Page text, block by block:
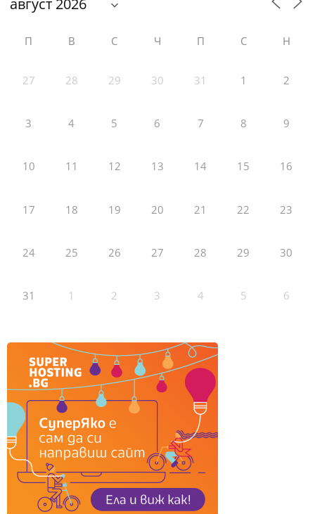
П В С Ч П С Н
27 28 29 30 31 1 2
3 4 5 6 7 8 9
10 11 12 13 14 15 16
17 18 19 20 21 22 23
24 25 26 27 28 29 30
31 1 2 3 4 5 6